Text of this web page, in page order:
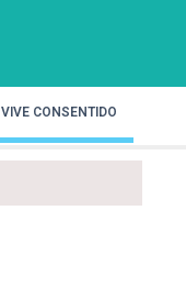
VIVE CONSENTIDO